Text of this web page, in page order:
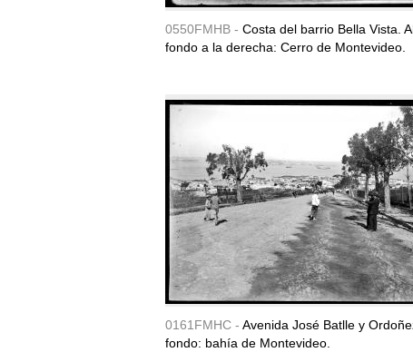
0550FMHB - Costa del barrio Bella Vista.
fondo a la derecha: Cerro de Montevideo.
0161FMHC - Avenida José Batlle y
fondo: bahía de Montevideo.